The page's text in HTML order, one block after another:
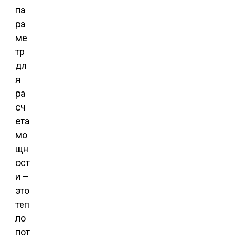
па
ра
ме
тр
дл
я
ра
сч
ета
мо
щн
ост
и –
это
теп
ло
пот